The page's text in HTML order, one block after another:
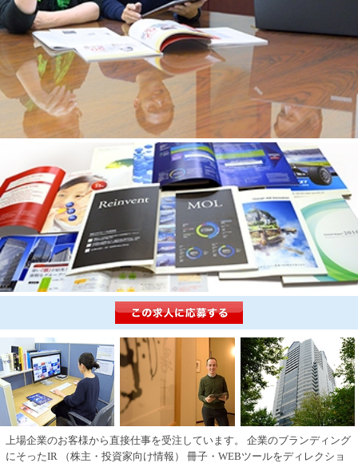
上場企業のお客様から直接仕事を受注しています。 企業のブランディング
にそったIR （株主・投資家向け情報） 冊子・WEBツールをディレクショ